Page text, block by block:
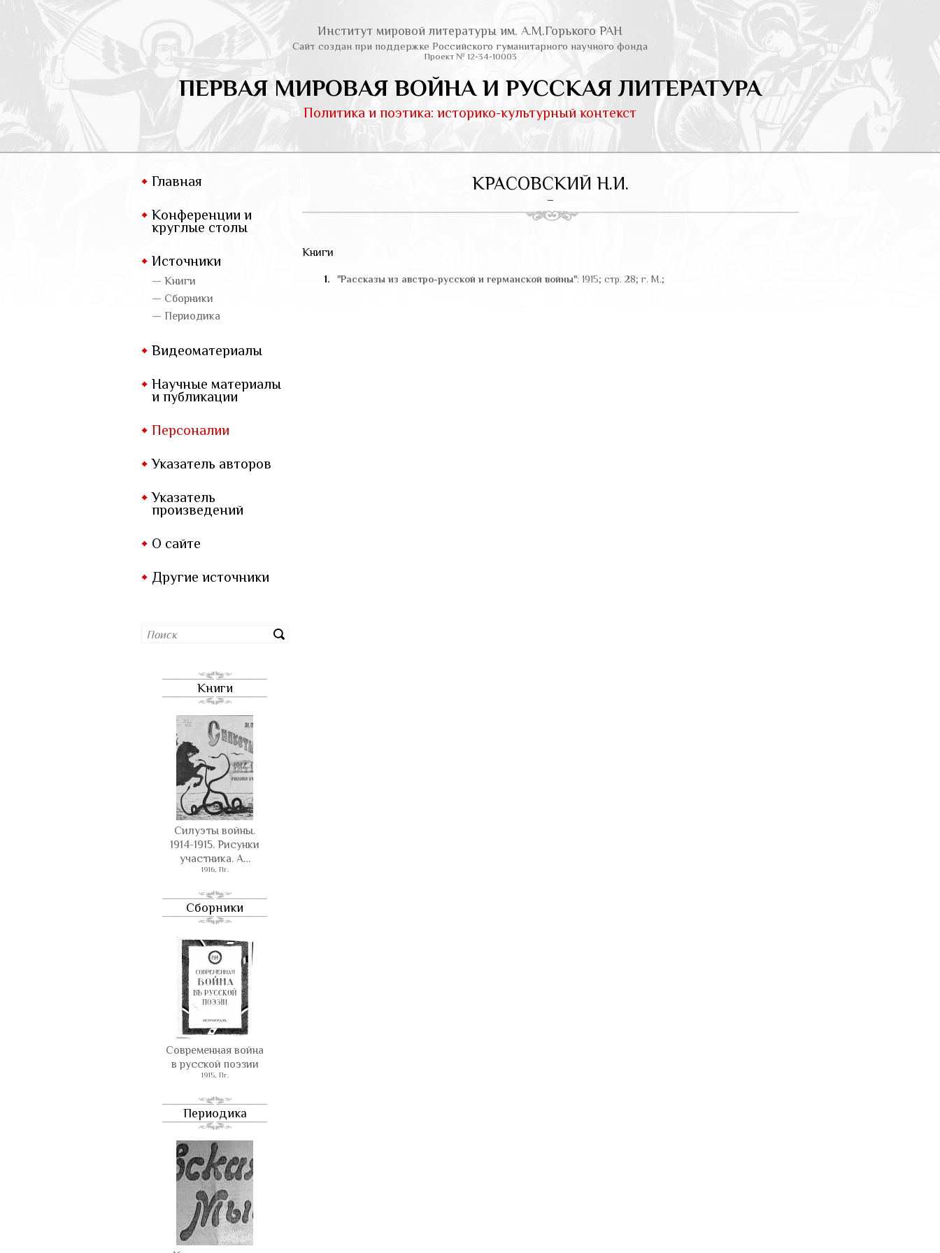
Институт мировой литературы им. А.М.Горького РАН
Сайт создан при поддержке Российского гуманитарного научного фонда
Проект № 12-34-10003
ПЕРВАЯ МИРОВАЯ ВОЙНА И РУССКАЯ ЛИТЕРАТУРА
Политика и поэтика: историко-культурный контекст
Главная
Конференции и
круглые столы
Источники
— Книги
— Сборники
— Периодика
Видеоматериалы
Научные материалы
и публикации
Персоналии
Указатель авторов
Указатель
произведений
О сайте
Другие источники
Книги
Силуэты войны.
1914-1915. Рисунки
участника. А…
1916, Пг.
Сборники
Современная война
в русской поэзии
1915, Пг.
Периодика
КРАСОВСКИЙ Н.И.
–
Книги
1. "Рассказы из австро-русской и германской войны": 1915; стр. 28; г. М.;